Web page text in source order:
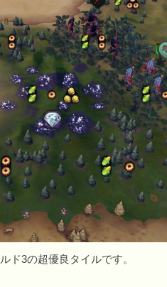
ド3の超優良タイルです。